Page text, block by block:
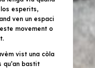
esperits,
ven un espaci
movement o
vist una còla
qu’an bastit